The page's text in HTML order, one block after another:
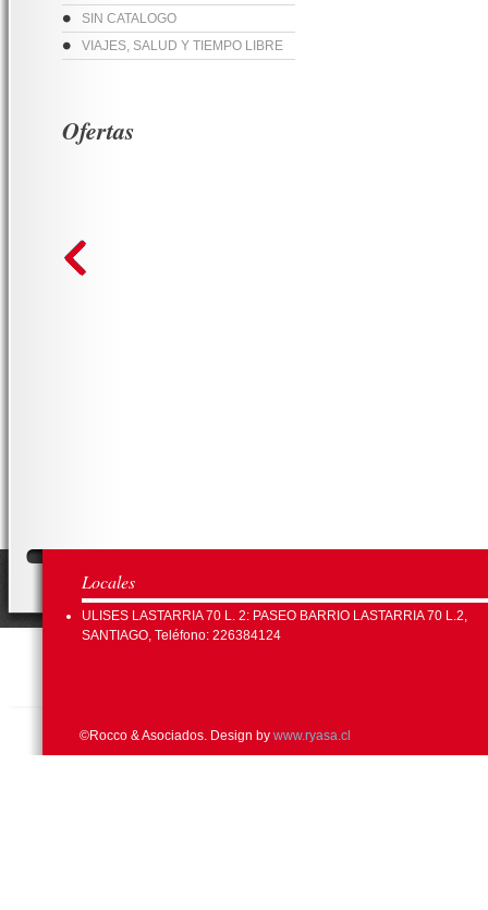
SIN CATALOGO
VIAJES, SALUD Y TIEMPO LIBRE
Ofertas
Locales
ULISES LASTARRIA 70 L. 2: PASEO BARRIO LASTARRIA 70 L.2,
SANTIAGO, Teléfono: 226384124
©Rocco & Asociados. Design by www.ryasa.cl